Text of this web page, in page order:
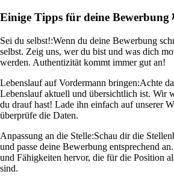
Einige Tipps für deine Bewerbung
Sei du selbst!:Wenn du deine Bewerbung
selbst. Zeig uns, wer du bist und was dich
werden. Authentizität kommt immer gut an!
Lebenslauf auf Vordermann bringen:Achte
Lebenslauf aktuell und übersichtlich ist. Wir
du drauf hast! Lade ihn einfach auf unserer
überprüfe die Daten.
Anpassung an die Stelle:Schau dir die
und passe deine Bewerbung entsprechend
und Fähigkeiten hervor, die für die Position
sind.